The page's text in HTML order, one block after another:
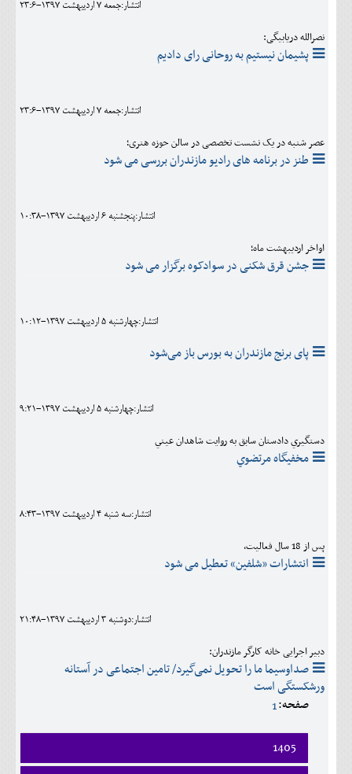
انتشار:جمعه 7 ارديبهشت 1397-23:6
نصرالله دریابیگی:
پشیمان نیستیم به روحانی رای دادیم
انتشار:جمعه 7 ارديبهشت 1397-23:6
عصر شنبه در یک نشست تخصصی در سالن حوزه هنری؛
طنز در برنامه های رادیو مازندران بررسی می شود
انتشار:پنجشنبه 6 ارديبهشت 1397-10:38
اواخر اردیبهشت ماه؛
جشن قرق شکنی در سوادکوه برگزار می شود
انتشار:چهارشنبه 5 ارديبهشت 1397-10:12
پای برنج مازندران به بورس باز می‌شود
انتشار:چهارشنبه 5 ارديبهشت 1397-9:21
دستگيري دادستان سابق به روايت شاهدان عيني
مخفيگاه مرتضوي
انتشار:سه شنبه 4 ارديبهشت 1397-8:43
پس از 18 سال فعالیت،
انتشارات «شلفین» تعطیل می شود
انتشار:دوشنبه 3 ارديبهشت 1397-21:48
دبیر اجرایی خانه کارگر مازندران:
صداوسیما ما را تحویل نمی‌گیرد/ تامین اجتماعی در آستانه
ورشکستگی است
صفحه:1
1405